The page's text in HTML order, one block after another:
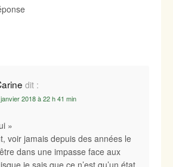
dit :
2018 à 22 h 41 min
»
voir jamais depuis des années le
dans une impasse face aux
je sais que ce n’est qu’un état